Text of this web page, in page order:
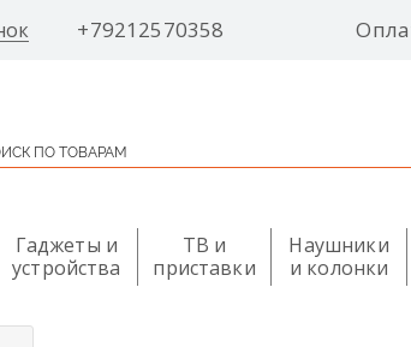
+79212570358
Гаджеты и
устройства
ТВ и
приставки
Наушники
и колонки